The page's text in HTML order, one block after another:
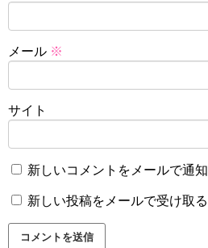
メール ※
サイト
新しいコメントをメールで通知
新しい投稿をメールで受け取る